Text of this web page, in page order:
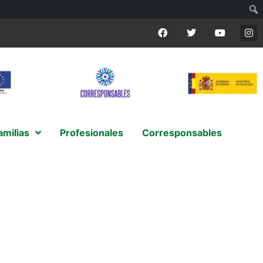
Profesionales Corresponsables